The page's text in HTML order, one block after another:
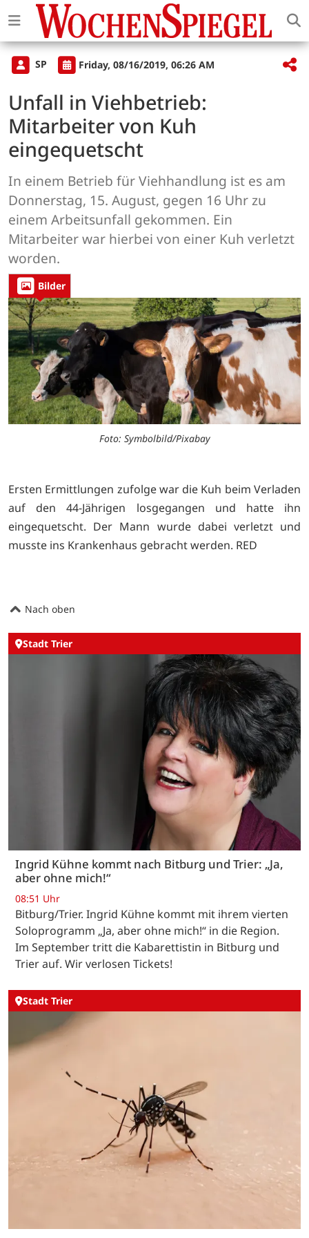
SP Friday, 08/16/2019, 06:26 AM
Unfall in Viehbetrieb:
Mitarbeiter von Kuh
eingequetscht
In einem Betrieb für Viehhandlung ist es am
Donnerstag, 15. August, gegen 16 Uhr zu
einem Arbeitsunfall gekommen. Ein
Mitarbeiter war hierbei von einer Kuh verletzt
worden.
Bilder
Foto: Symbolbild/Pixabay
Ersten Ermittlungen zufolge war die Kuh beim Verladen
auf den 44-Jährigen losgegangen und hatte ihn
eingequetscht. Der Mann wurde dabei verletzt und
musste ins Krankenhaus gebracht werden. RED
Nach oben
Stadt Trier
Ingrid Kühne kommt nach Bitburg und Trier: „Ja,
aber ohne mich!“
08:51 Uhr
Bitburg/Trier. Ingrid Kühne kommt mit ihrem vierten
Soloprogramm „Ja, aber ohne mich!“ in die Region.
Im September tritt die Kabarettistin in Bitburg und
Trier auf. Wir verlosen Tickets!
Stadt Trier